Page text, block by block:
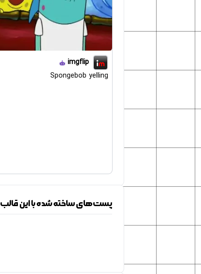
imgflip
Spongebob yelling
پست‌های ساخته شده با این قالب